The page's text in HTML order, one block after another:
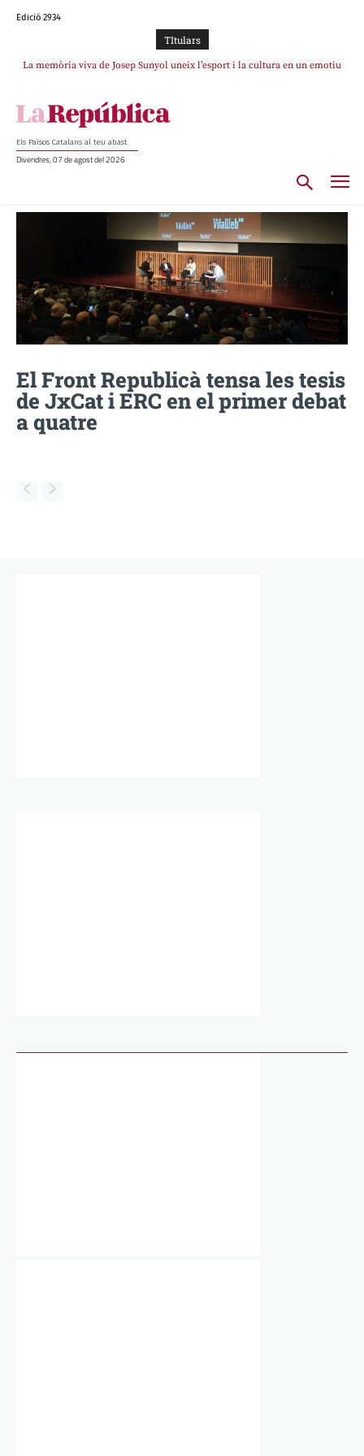
Edició 2934
TItulars
La memòria viva de Josep Sunyol uneix l’esport i la cultura en un emotiu
Els Països Catalans al teu abast
Divendres, 07 de agost del 2026
El Front Republicà tensa les tesis
de JxCat i ERC en el primer debat
a quatre